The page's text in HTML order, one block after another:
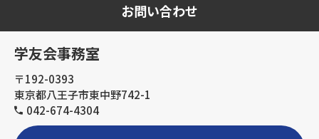
お問い合わせ
学友会事務室
〒192-0393
東京都八王子市東中野742-1
042-674-4304